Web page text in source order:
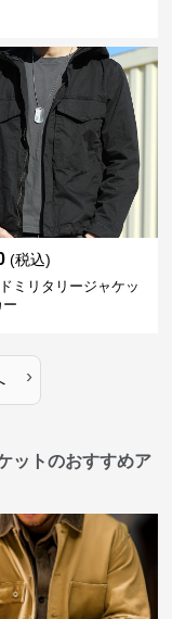
(税込)
ミリタリージャケッ
ー
›
ットのおすすめア